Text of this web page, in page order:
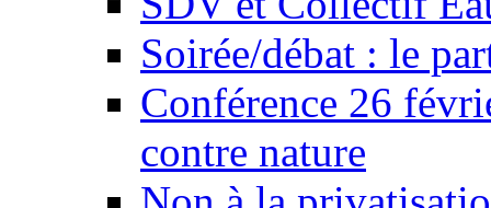
Soirée/débat : le
Conférence 26
contre nature